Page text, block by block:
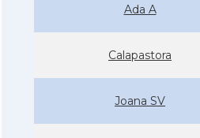
Ada A
Calapastora
Joana SV